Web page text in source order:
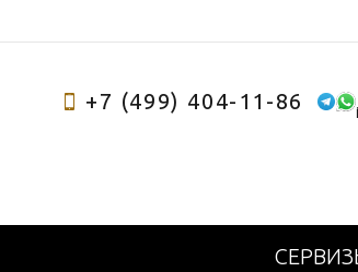
+7 (499) 404-11-86